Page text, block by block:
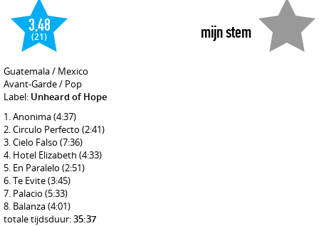
mijn stem
3,48
(21)
Guatemala / Mexico
Avant-Garde / Pop
Label: Unheard of Hope
Anonima(4:37)
Circulo Perfecto (2:41)
Cielo Falso (7:36)
Hotel Elizabeth (4:33)
En Paralelo (2:51)
Te Evite(3:45)
Palacio (5:33)
Balanza(4:01)
totale tijdsduur:35:37